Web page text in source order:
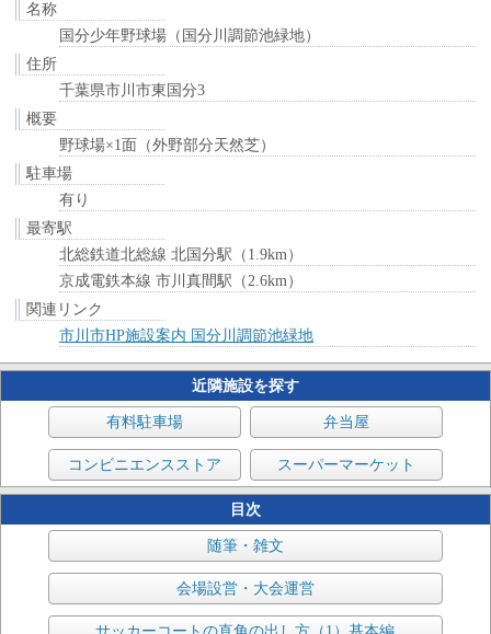
名称
国分少年野球場（国分川調節池緑地）
住所
千葉県市川市東国分3
概要
野球場×1面（外野部分天然芝）
駐車場
有り
最寄駅
北総鉄道北総線 北国分駅（1.9km）
京成電鉄本線 市川真間駅（2.6km）
関連リンク
市川市HP施設案内 国分川調節池緑地
近隣施設を探す
有料駐車場 弁当屋
コンビニエンスストア スーパーマーケット
目次
随筆・雑文
会場設営・大会運営